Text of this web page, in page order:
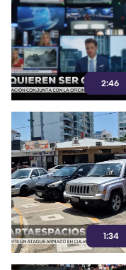
2:46
1:34